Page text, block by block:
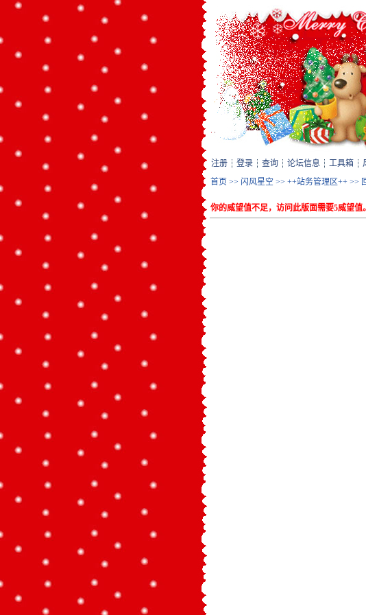
注册 登录 查询 论坛信息 工具箱
首页 >> 闪风星空 >> ++站务管理区++ >>
你的威望值不足，访问此版面需要5威望值。